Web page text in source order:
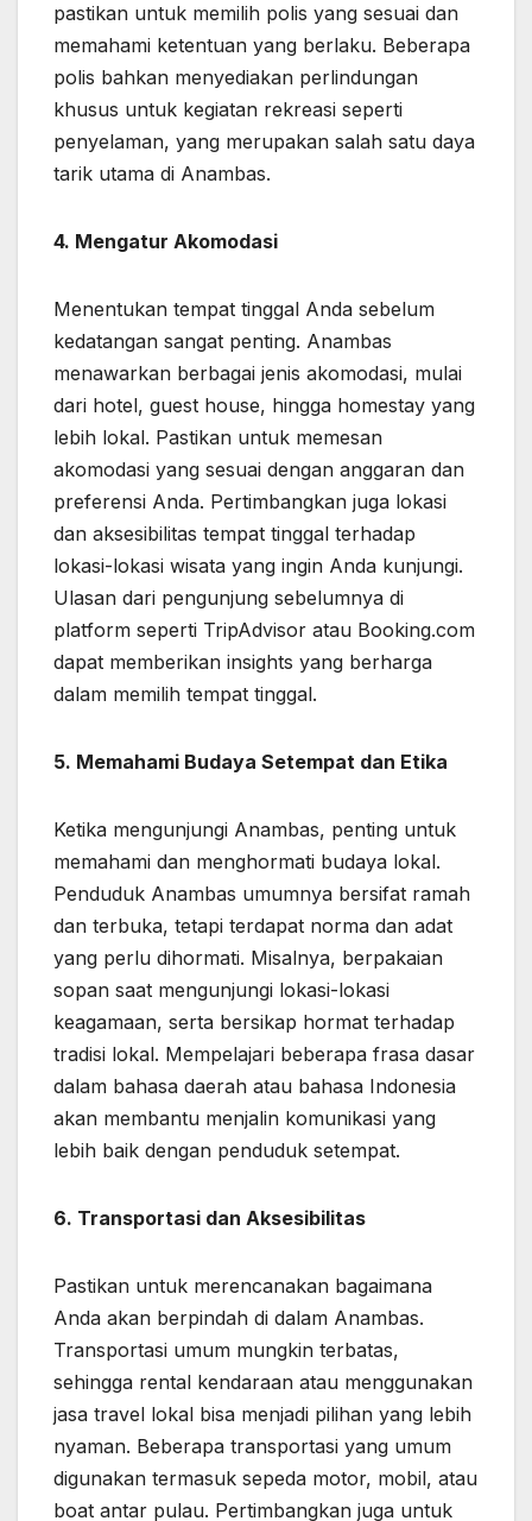
pastikan untuk memilih polis yang sesuai dan
memahami ketentuan yang berlaku. Beberapa
polis bahkan menyediakan perlindungan
khusus untuk kegiatan rekreasi seperti
penyelaman, yang merupakan salah satu daya
tarik utama di Anambas.
4. Mengatur Akomodasi
Menentukan tempat tinggal Anda sebelum
kedatangan sangat penting. Anambas
menawarkan berbagai jenis akomodasi, mulai
dari hotel, guest house, hingga homestay yang
lebih lokal. Pastikan untuk memesan
akomodasi yang sesuai dengan anggaran dan
preferensi Anda. Pertimbangkan juga lokasi
dan aksesibilitas tempat tinggal terhadap
lokasi-lokasi wisata yang ingin Anda kunjungi.
Ulasan dari pengunjung sebelumnya di
platform seperti TripAdvisor atau Booking.com
dapat memberikan insights yang berharga
dalam memilih tempat tinggal.
5. Memahami Budaya Setempat dan Etika
Ketika mengunjungi Anambas, penting untuk
memahami dan menghormati budaya lokal.
Penduduk Anambas umumnya bersifat ramah
dan terbuka, tetapi terdapat norma dan adat
yang perlu dihormati. Misalnya, berpakaian
sopan saat mengunjungi lokasi-lokasi
keagamaan, serta bersikap hormat terhadap
tradisi lokal. Mempelajari beberapa frasa dasar
dalam bahasa daerah atau bahasa Indonesia
akan membantu menjalin komunikasi yang
lebih baik dengan penduduk setempat.
6. Transportasi dan Aksesibilitas
Pastikan untuk merencanakan bagaimana
Anda akan berpindah di dalam Anambas.
Transportasi umum mungkin terbatas,
sehingga rental kendaraan atau menggunakan
jasa travel lokal bisa menjadi pilihan yang lebih
nyaman. Beberapa transportasi yang umum
digunakan termasuk sepeda motor, mobil, atau
boat antar pulau. Pertimbangkan juga untuk